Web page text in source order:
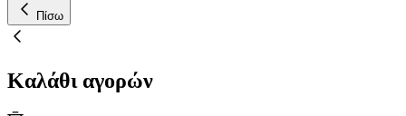
Πίσω
Καλάθι αγορών